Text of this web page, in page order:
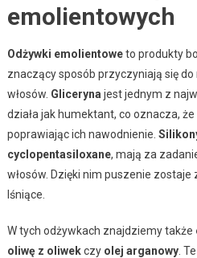
emolientowych
Odżywki emolientoweto produkty
znaczący sposób przyczyniają się
włosów. Gliceryna jest jednym z
działa jak humektant, co oznacza,
poprawiając ich nawodnienie.
cyclopentasiloxane, mają za
włosów. Dzięki nim puszenie zostaje
lśniące.
W tych odżywkach znajdziemy także
oliwę z oliwekczy olej arganowy.